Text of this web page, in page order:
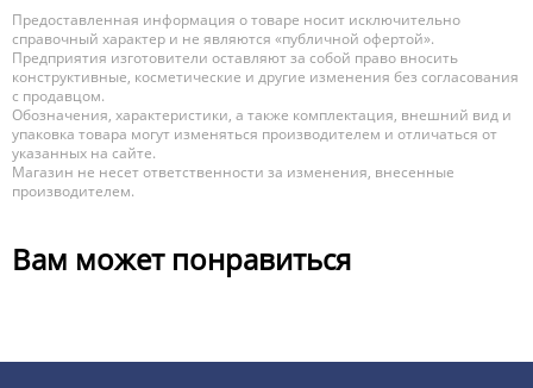
Предоставленная информация о товаре носит исключительно
справочный характер и не являются «публичной офертой».
Предприятия изготовители оставляют за собой право вносить
конструктивные, косметические и другие изменения без согласования
с продавцом.
Обозначения, характеристики, а также комплектация, внешний вид и
упаковка товара могут изменяться производителем и отличаться от
указанных на сайте.
Магазин не несет ответственности за изменения, внесенные
производителем.
Вам может понравиться